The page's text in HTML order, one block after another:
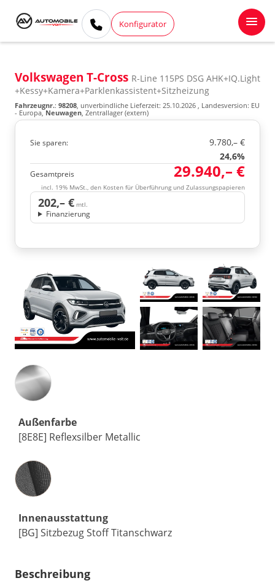
Konfigurator
Volkswagen T-Cross R-Line 115PS DSG AHK+IQ.Light
+Kessy+Kamera+Parklenkassistent+Sitzheizung
Fahrzeugnr.: 98208, unverbindliche Lieferzeit: 25.10.2026 , Landesversion: EU
- Europa,Neuwagen, Zentrallager (extern)
Sie sparen:
9.780,– €
24,6%
Gesamtpreis 29.940,– €
incl. 19% MwSt., den Kosten für Überführung und Zulassungspapieren
202,– € mtl.
Finanzierung
Außenfarbe
[8E8E] Reflexsilber Metallic
Innenausstattung
Innenausstattung
[BG] Sitzbezug Stoff Titanschwarz
Beschreibung